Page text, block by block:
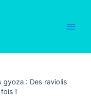
gyoza : Des raviolis
!